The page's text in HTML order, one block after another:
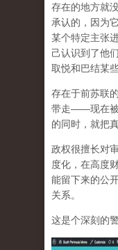
存在的地方就
承认的，因为
某个特定主张
己认识到了他
取悦和巴结某
存在于前苏联
带走——现在被
的同时，就把
政权很擅长对
度化，在高度
能留下来的公
关系。
这是个深刻的警